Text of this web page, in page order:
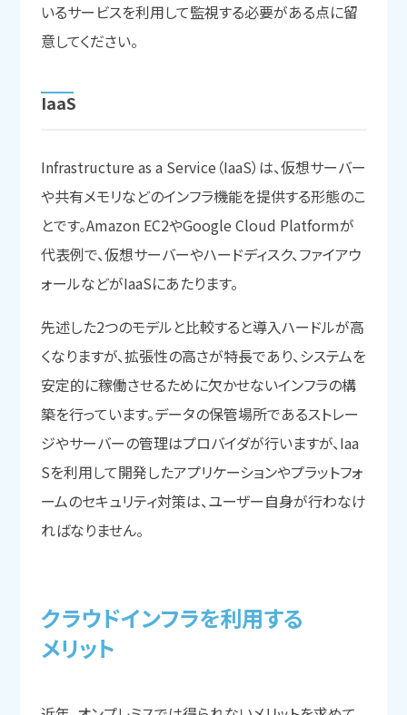
いるサービスを利用して監視する必要がある点に留
意してください。
IaaS
Infrastructure as a Service（IaaS）は、仮想サーバー
や共有メモリなどのインフラ機能を提供する形態のこ
とです。Amazon EC2やGoogle Cloud Platformが
代表例で、仮想サーバーやハードディスク、ファイアウ
ォールなどがIaaSにあたります。
先述した2つのモデルと比較すると導入ハードルが高
くなりますが、拡張性の高さが特長であり、システムを
安定的に稼働させるために欠かせないインフラの構
築を行っています。データの保管場所であるストレー
ジやサーバーの管理はプロバイダが行いますが、Iaa
Sを利用して開発したアプリケーションやプラットフォ
ームのセキュリティ対策は、ユーザー自身が行わなけ
ればなりません。
クラウドインフラを利用する
メリット